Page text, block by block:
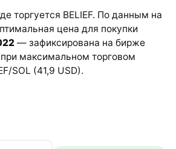
торгуется BELIEF. По данным на
цена для покупки
— зафиксирована на бирже
при максимальном торговом
SOL (41,9 USD).